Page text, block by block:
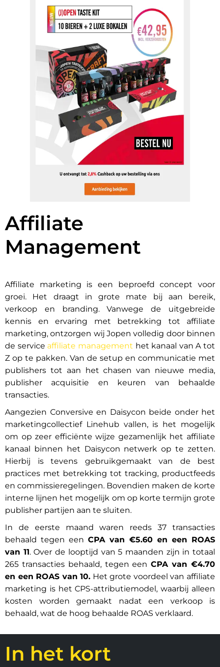
Affiliate
Management
Affiliate marketing is een beproefd concept voor
groei. Het draagt in grote mate bij aan bereik,
verkoop en branding. Vanwege de uitgebreide
kennis en ervaring met betrekking tot affiliate
marketing, ontzorgen wij Jopen volledig door binnen
de service affiliate management het kanaal van A tot
Z op te pakken. Van de setup en communicatie met
publishers tot aan het chasen van nieuwe media,
publisher acquisitie en keuren van behaalde
transacties.
Aangezien Conversive en Daisycon beide onder het
marketingcollectief Linehub vallen, is het mogelijk
om op zeer efficiënte wijze gezamenlijk het affiliate
kanaal binnen het Daisycon netwerk op te zetten.
Hierbij is tevens gebruikgemaakt van de best
practices met betrekking tot tracking, productfeeds
en commissieregelingen. Bovendien maken de korte
interne lijnen het mogelijk om op korte termijn grote
publisher partijen aan te sluiten.
In de eerste maand waren reeds 37 transacties
behaald tegen een CPA van €5.60 en een ROAS
van 11. Over de looptijd van 5 maanden zijn in totaal
265 transacties behaald, tegen eenCPA van €4.70
en een ROAS van 10. Het grote voordeel van affiliate
marketing is het CPS-attributiemodel, waarbij alleen
kosten worden gemaakt nadat een verkoop is
behaald, wat de hoog behaalde ROAS verklaard.
In het kort